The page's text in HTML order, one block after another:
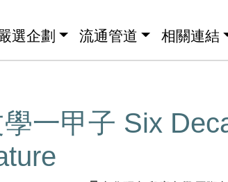
選企劃 流通管道 相關連結
學一甲子 Six